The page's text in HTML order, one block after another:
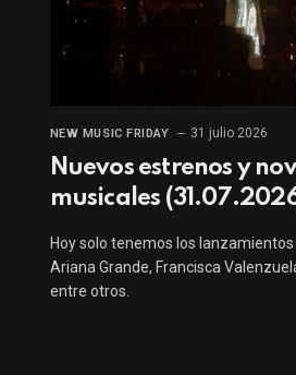
NEW MUSIC FRIDAY 31 julio 2026
Nuevos estrenos y
musicales
Hoy solo tenemos los
Ariana Grande, Francisca
entre otros.